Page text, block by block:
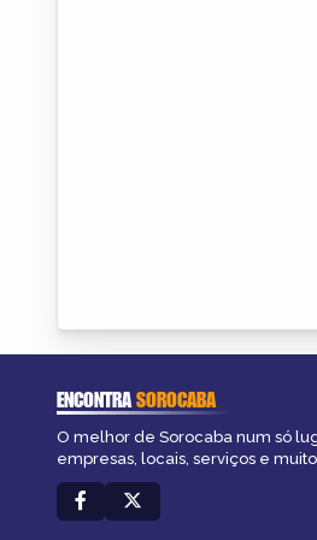
ENCONTRASOROCABA
O melhor de Sorocaba num só
empresas, locais, serviços e